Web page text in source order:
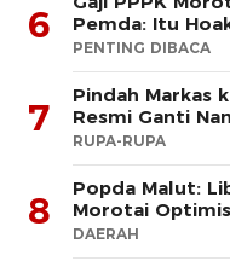
6
Pemda: Itu
PENTING DIBACA
7
Pindah Markas
Resmi Ganti
RUPA-RUPA
8
Popda Malut:
Morotai
DAERAH